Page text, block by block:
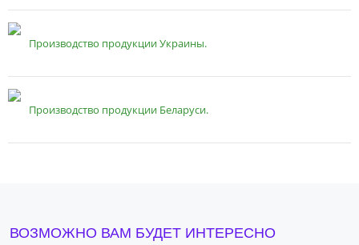
Производство продукции Украины.
Производство продукции Беларуси.
ВОЗМОЖНО ВАМ БУДЕТ ИНТЕРЕСНО